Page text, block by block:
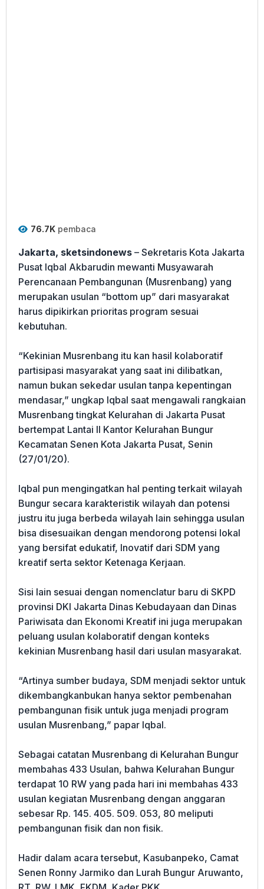
76.7K pembaca
Jakarta, sketsindonews – Sekretaris Kota Jakarta
Pusat Iqbal Akbarudin mewanti Musyawarah
Perencanaan Pembangunan (Musrenbang) yang
merupakan usulan “bottom up” dari masyarakat
harus dipikirkan prioritas program sesuai
kebutuhan.
“Kekinian Musrenbang itu kan hasil kolaboratif
partisipasi masyarakat yang saat ini dilibatkan,
namun bukan sekedar usulan tanpa kepentingan
mendasar,” ungkap Iqbal saat mengawali rangkaian
Musrenbang tingkat Kelurahan di Jakarta Pusat
bertempat Lantai II Kantor Kelurahan Bungur
Kecamatan Senen Kota Jakarta Pusat, Senin
(27/01/20).
Iqbal pun mengingatkan hal penting terkait wilayah
Bungur secara karakteristik wilayah dan potensi
justru itu juga berbeda wilayah lain sehingga usulan
bisa disesuaikan dengan mendorong potensi lokal
yang bersifat edukatif, Inovatif dari SDM yang
kreatif serta sektor Ketenaga Kerjaan.
Sisi lain sesuai dengan nomenclatur baru di SKPD
provinsi DKI Jakarta Dinas Kebudayaan dan Dinas
Pariwisata dan Ekonomi Kreatif ini juga merupakan
peluang usulan kolaboratif dengan konteks
kekinian Musrenbang hasil dari usulan masyarakat.
“Artinya sumber budaya, SDM menjadi sektor untuk
dikembangkanbukan hanya sektor pembenahan
pembangunan fisik untuk juga menjadi program
usulan Musrenbang,” papar Iqbal.
Sebagai catatan Musrenbang di Kelurahan Bungur
membahas 433 Usulan, bahwa Kelurahan Bungur
terdapat 10 RW yang pada hari ini membahas 433
usulan kegiatan Musrenbang dengan anggaran
sebesar Rp. 145. 405. 509. 053, 80 meliputi
pembangunan fisik dan non fisik.
Hadir dalam acara tersebut, Kasubanpeko, Camat
Senen Ronny Jarmiko dan Lurah Bungur Aruwanto,